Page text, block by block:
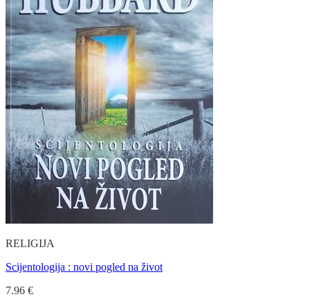
RELIGIJA
Scijentologija : novi pogled na život
7.96 €